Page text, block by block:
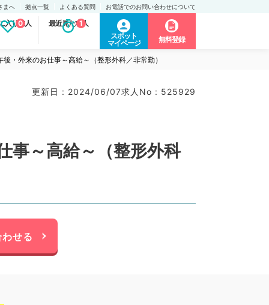
まへ 拠点一覧 よくある質問 お電話でのお問い合わせについて
入り求人
0 最近見た求人
1
スポット
マイページ
無料登録
・外来のお仕事～高給～（整形外科／非常勤）
更新日 : 2024/06/07求人No : 525929
事～高給～（整形外科
せる